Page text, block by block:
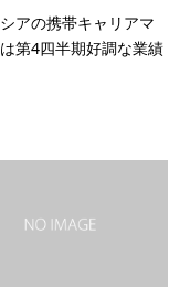
アの携帯キャリアマ
第4四半期好調な業績